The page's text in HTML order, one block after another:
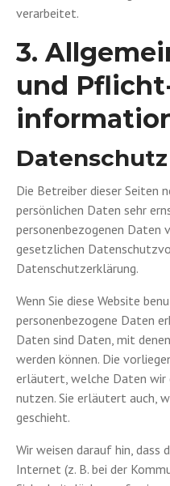
verarbeitet.
3.
und
Datenschutz
Die Betreiber dieser Seiten
persönlichen Daten sehr
personenbezogenen Daten
gesetzlichen
Datenschutzerklärung.
Wenn Sie diese Website
personenbezogene Daten
Daten sind Daten, mit
werden können. Die
erläutert, welche Daten wir
nutzen. Sie erläutert auch,
geschieht.
Wir weisen darauf hin, dass
Internet (z. B. bei der